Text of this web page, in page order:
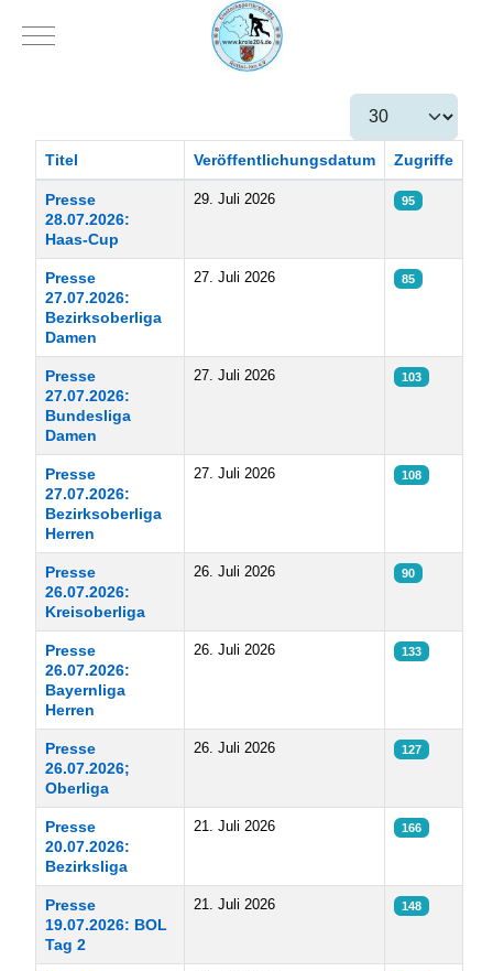
Mobile Menu Toggle
Anzeige #
Titel Veröffentlichungsdatum Zugriffe
Presse
28.07.2026:
Haas-Cup
29. Juli 2026 95
Presse
27.07.2026:
Bezirksoberliga
Damen
27. Juli 2026 85
Presse
27.07.2026:
Bundesliga
Damen
27. Juli 2026 103
Presse
27.07.2026:
Bezirksoberliga
Herren
27. Juli 2026 108
Presse
26.07.2026:
Kreisoberliga
26. Juli 2026 90
Presse
26.07.2026:
Bayernliga
Herren
26. Juli 2026 133
Presse
26.07.2026;
Oberliga
26. Juli 2026 127
Presse
20.07.2026:
Bezirksliga
21. Juli 2026 166
Presse
19.07.2026: BOL
Tag 2
21. Juli 2026 148